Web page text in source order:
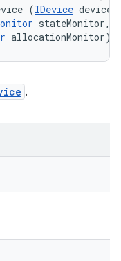
(IDevice
stateMonitor,
allocationMonitor)
.